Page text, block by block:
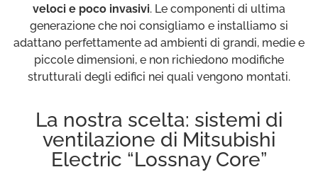
veloci e poco invasivi. Le componenti di ultima
generazione che noi consigliamo e installiamo si
adattano perfettamente ad ambienti di grandi, medie e
piccole dimensioni, e non richiedono modifiche
strutturali degli edifici nei quali vengono montati.
La nostra scelta: sistemi di
ventilazione di Mitsubishi
Electric “Lossnay Core”